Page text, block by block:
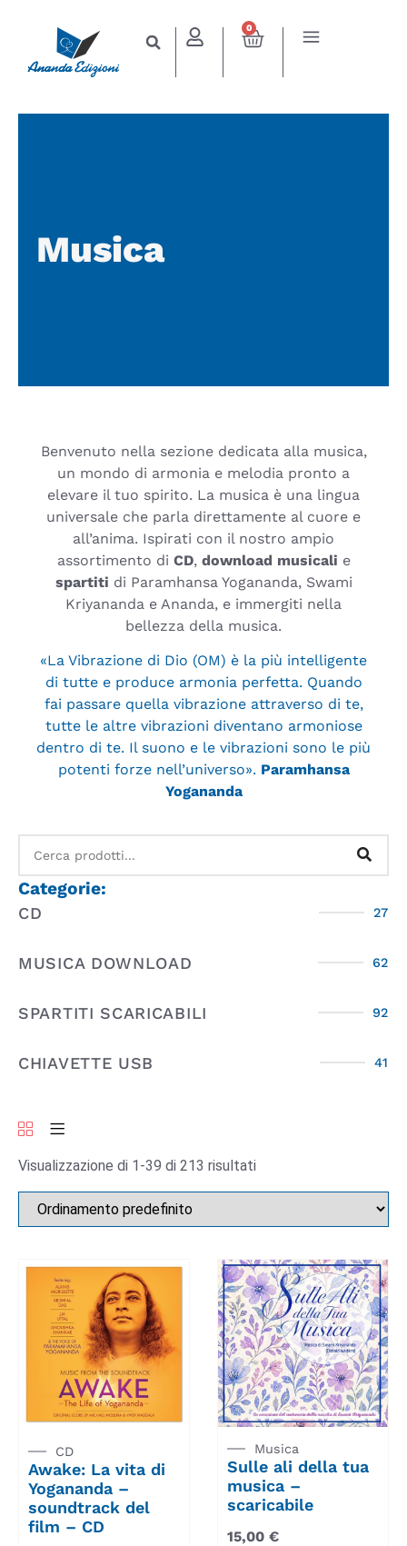
0
Musica
Benvenuto nella sezione dedicata alla musica,
un mondo di armonia e melodia pronto a
elevare il tuo spirito. La musica è una lingua
universale che parla direttamente al cuore e
all’anima. Ispirati con il nostro ampio
assortimento di CD, download musicali e
spartiti di Paramhansa Yogananda, Swami
Kriyananda e Ananda, e immergiti nella
bellezza della musica.
«La Vibrazione di Dio (OM) è la più intelligente
di tutte e produce armonia perfetta. Quando
fai passare quella vibrazione attraverso di te,
tutte le altre vibrazioni diventano armoniose
dentro di te. Il suono e le vibrazioni sono le più
potenti forze nell’universo». Paramhansa
Yogananda
Visualizzazione di 1-39 di 213 risultati
CD
Awake: La vita di
Yogananda –
soundtrack del
film – CD
Musica
Sulle ali della tua
musica –
scaricabile
15,00 €
Categorie:
CD 27
MUSICA DOWNLOAD 62
SPARTITI SCARICABILI 92
CHIAVETTE USB 41